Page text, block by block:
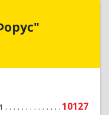
10127
"Форус"
г, Ямская ул,